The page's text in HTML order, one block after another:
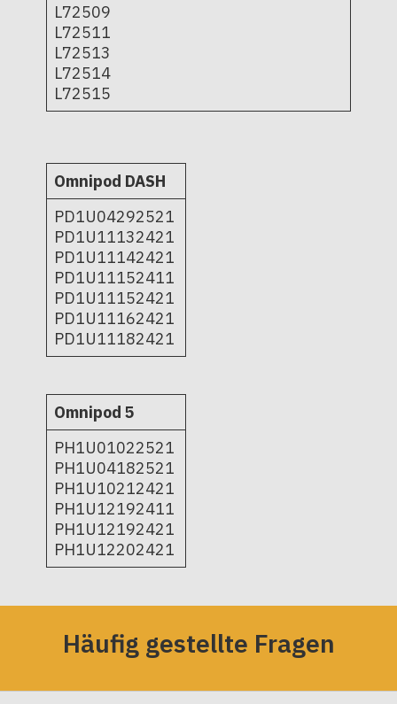
L72509
L72511
L72513
L72514
L72515
Omnipod DASH
PD1U04292521
PD1U11132421
PD1U11142421
PD1U11152411
PD1U11152421
PD1U11162421
PD1U11182421
Omnipod 5
PH1U01022521
PH1U04182521
PH1U10212421
PH1U12192411
PH1U12192421
PH1U12202421
Häufig gestellte Fragen